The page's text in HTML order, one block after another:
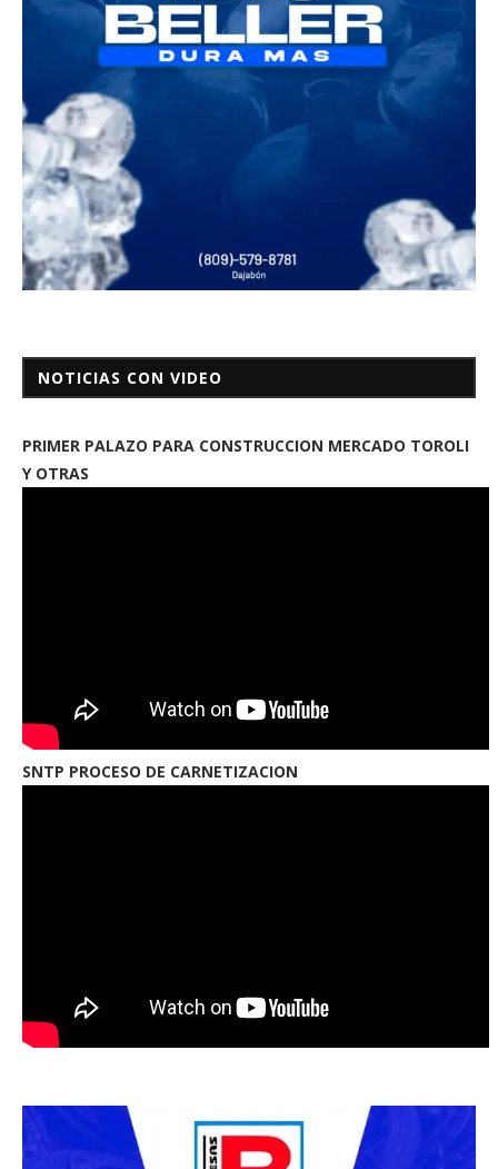
NOTICIAS CON VIDEO
PRIMER PALAZO PARA CONSTRUCCION MERCADO TOROLI
Y OTRAS
SNTP PROCESO DE CARNETIZACION